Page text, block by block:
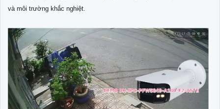
và môi trường khắc nghiệt.